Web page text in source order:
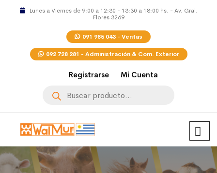
Lunes a Viernes de 9:00 a 12:30 - 13:30 a 18:00 hs. - Av. Gral.
Flores 3269
091 985 043 - Ventas
092 728 281 - Administración & Com. Exterior
Registrarse Mi Cuenta